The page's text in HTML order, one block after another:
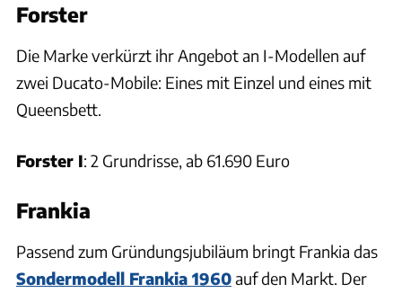
Forster
Die Marke verkürzt ihr Angebot an I-Modellen auf
zwei Ducato-Mobile: Eines mit Einzel und eines mit
Queensbett.
Forster I: 2 Grundrisse, ab 61.690 Euro
Frankia
Passend zum Gründungsjubiläum bringt Frankia das
Sondermodell Frankia 1960auf den Markt. Der